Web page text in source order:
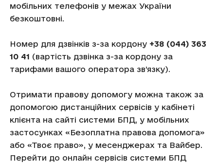
мобільних телефонів у межах України
безкоштовні.
Номер для дзвінків з-за кордону +38 (044) 363
10 41 (вартість дзвінка з-за кордону за
тарифами вашого оператора зв’язку).
Отримати правову допомогу можна також за
допомогою дистанційних сервісів у кабінеті
клієнта на сайті системи БПД, у мобільних
застосунках «Безоплатна правова допомога»
або «Твоє право», у месенджерах та Вайбер.
Перейти до онлайн сервісів системи БПД